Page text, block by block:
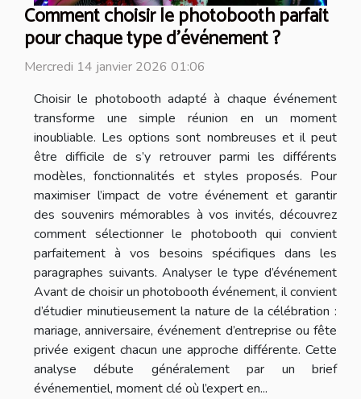
Comment choisir le photobooth parfait
pour chaque type d'événement ?
Mercredi 14 janvier 2026 01:06
Choisir le photobooth adapté à chaque événement
transforme une simple réunion en un moment
inoubliable. Les options sont nombreuses et il peut
être difficile de s’y retrouver parmi les différents
modèles, fonctionnalités et styles proposés. Pour
maximiser l’impact de votre événement et garantir
des souvenirs mémorables à vos invités, découvrez
comment sélectionner le photobooth qui convient
parfaitement à vos besoins spécifiques dans les
paragraphes suivants. Analyser le type d’événement
Avant de choisir un photobooth événement, il convient
d’étudier minutieusement la nature de la célébration :
mariage, anniversaire, événement d’entreprise ou fête
privée exigent chacun une approche différente. Cette
analyse débute généralement par un brief
événementiel, moment clé où l’expert en...